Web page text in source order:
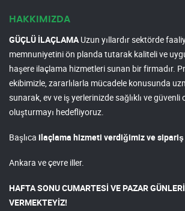
HAKKIMIZDA
GÜÇLÜ İLAÇLAMAUzun yıllardır sektörde
memnuniyetini ön planda tutarak kaliteli ve
haşere ilaçlama hizmetleri sunan bir firmadır.
ekibimizle, zararlılarla mücadele konusunda
sunarak, ev ve iş yerlerinizde sağlıklı ve
oluşturmayı hedefliyoruz.
Başlıca ilaçlama hizmeti verdiğimiz ve sipariş
Ankara ve çevre iller.
HAFTA SONU CUMARTESİ VE PAZAR
VERMEKTEYİZ!